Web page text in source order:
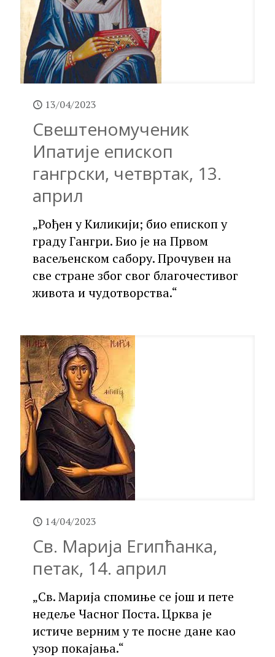
13/04/2023
Свештеномученик
Ипатије епископ
гангрски, четвртак, 13.
април
„Рођен у Киликији; био епископ у
граду Гангри. Био је на Првом
васељенском сабору. Прочувен на
све стране због свог благочестивог
живота и чудотворства.“
14/04/2023
Св. Марија Египћанка,
петак, 14. април
„Св. Марија спомиње се још и пете
недеље Часног Поста. Црква је
истиче верним у те посне дане као
узор покајања.“